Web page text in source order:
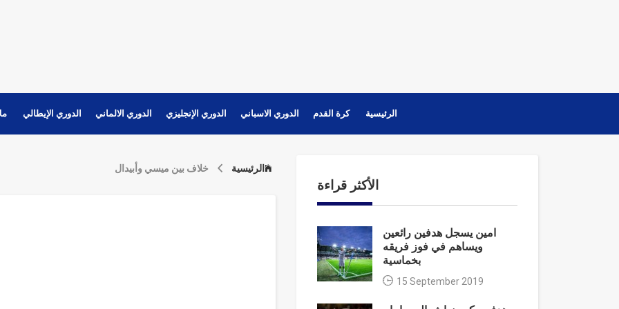
الدوري الإيطالي الدوري الالماني الدوري الإنجليزي الدوري الاسباني كرة القدم الرئيسية
الرئيسية خلاف بين ميسي وأبيدال
الأكثر قراءة
امين يسجل هدفين رائعين
ويساهم في فوز فريقه
بخماسية
15 September 2019